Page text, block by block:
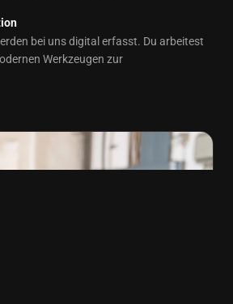
bei uns digital erfasst. Du arbeitest
Werkzeugen zur